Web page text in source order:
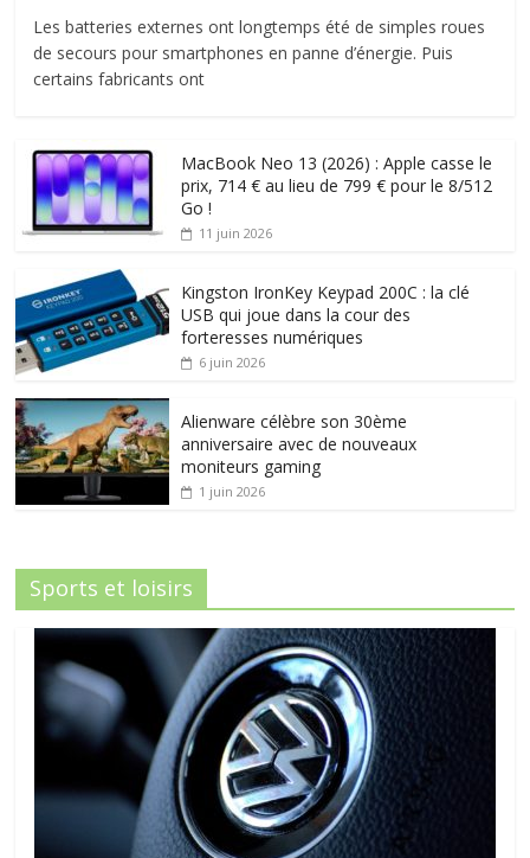
Les batteries externes ont longtemps été de simples roues
de secours pour smartphones en panne d’énergie. Puis
certains fabricants ont
MacBook Neo 13 (2026) : Apple casse le
prix, 714 € au lieu de 799 € pour le 8/512
Go !
11 juin 2026
Kingston IronKey Keypad 200C : la clé
USB qui joue dans la cour des
forteresses numériques
6 juin 2026
Alienware célèbre son 30ème
anniversaire avec de nouveaux
moniteurs gaming
1 juin 2026
Sports et loisirs